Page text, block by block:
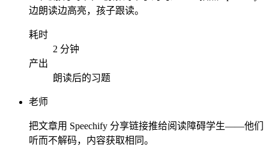
边朗读边高亮，孩子跟读。
耗时
2 分钟
产出
朗读后的习题
老师
把文章用 Speechify 分享链接推给阅读障碍学生——他们
听而不解码，内容获取相同。